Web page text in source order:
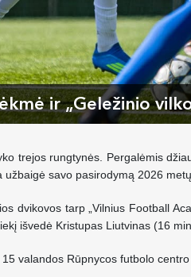
ir „Geležinio
trejos rungtynės. Pergalėmis
užbaigė savo pasirodymą 2026
dvikovos tarp „Vilnius Football
išvedė Kristupas Liutvinas (16
valandos Rūpnycos futbolo